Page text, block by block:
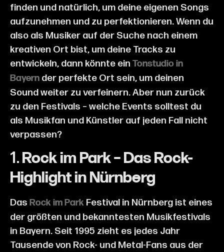
finden und natürlich, um deine eigenen Songs
aufzunehmen und zu perfektionieren. Wenn du
also als Musiker auf der Suche nach einem
kreativen Ort bist, um deine Tracks zu
entwickeln, dann könnte ein Tonstudio in
Bayern der perfekte Ort sein, um deinen
Sound weiter zu verfeinern. Aber nun zurück
zu den Festivals – welche Events solltest du
als Musikfan und Künstler auf jeden Fall nicht
verpassen?
1. Rock im Park – Das Rock-
Highlight in Nürnberg
Das Rock im Park Festival in Nürnberg ist eines
der größten und bekanntesten Musikfestivals
in Bayern. Seit 1995 zieht es jedes Jahr
Tausende von Rock- und Metal-Fans aus der